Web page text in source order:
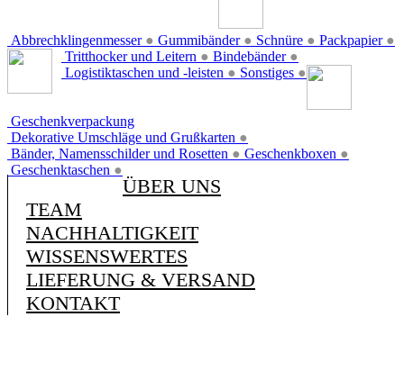
Abbrechklingenmesser ● Gummibänder ● Schnüre ● Packpapier ●
Tritthocker und Leitern ● Bindebänder ●
Logistiktaschen und -leisten ● Sonstiges ●
Geschenkverpackung
Dekorative Umschläge und Grußkarten ●
Bänder, Namensschilder und Rosetten ● Geschenkboxen ●
Geschenktaschen ●
ÜBER UNS
TEAM
NACHHALTIGKEIT
WISSENSWERTES
LIEFERUNG & VERSAND
KONTAKT